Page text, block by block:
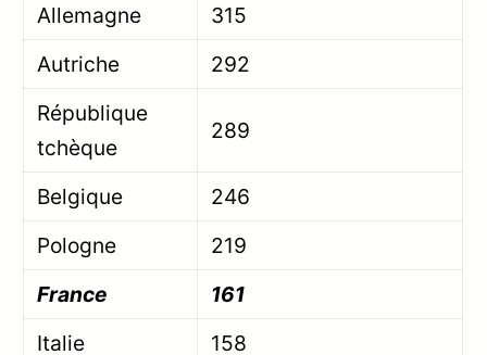
Allemagne
315
Autriche
292
République
tchèque
289
Belgique
246
Pologne
219
France
161
Italie
158